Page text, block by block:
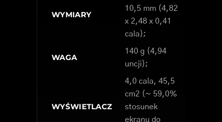
WYMIARY
10,5 mm (4,82
x 2,48 x 0,41
cala);
WAGA
140 g (4,94
uncji);
WYŚWIETLACZ
4,0 cala, 45,5
cm2 (~ 59,0%
stosunek
ekranu do